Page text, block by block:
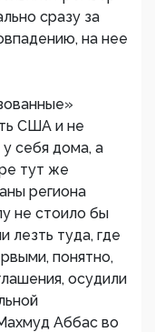
сразу за
на нее
США и не
себя дома, а
тут же
региона
не стоило бы
лезть туда, где
понятно,
осудили
Аббас во